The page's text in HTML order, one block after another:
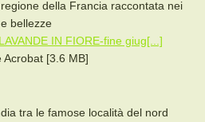
della Francia raccontata nei
bellezze
IN FIORE-fine giug[...]
Acrobat [3.6 MB]
tra le famose località del nord